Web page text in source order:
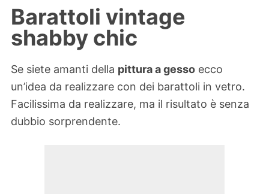
Barattoli vintage
shabby chic
Se siete amanti della pittura a gesso ecco
un’idea da realizzare con dei barattoli in vetro.
Facilissima da realizzare, ma il risultato è senza
dubbio sorprendente.